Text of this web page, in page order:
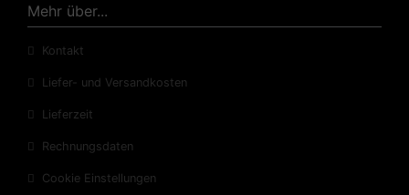
Mehr über...
Kontakt
Liefer- und Versandkosten
Lieferzeit
Rechnungsdaten
Cookie Einstellungen